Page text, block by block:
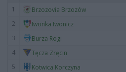
1 Brzozovia Brzozów
2
Iwonka Iwonicz
3
Burza Rogi
4
Tęcza Zręcin
5
Kotwica Korczyna